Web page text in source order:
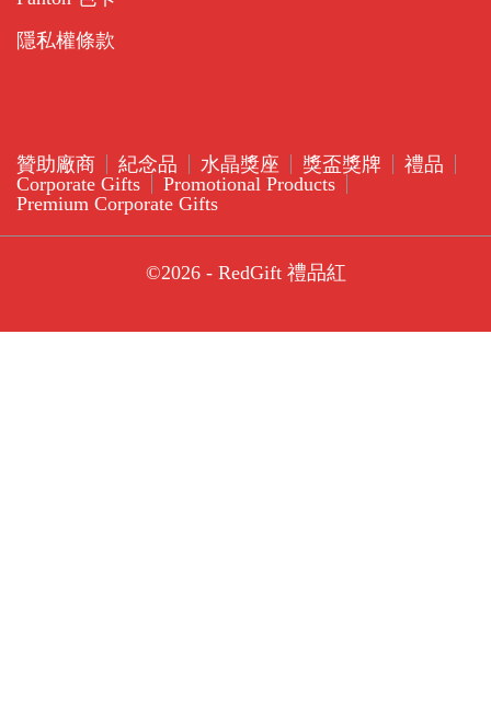
隱私權條款
贊助廠商 紀念品 水晶獎座 獎盃獎牌
禮品
Corporate Gifts
Promotional Products
Premium Corporate Gifts
©2026 - RedGift 禮品紅